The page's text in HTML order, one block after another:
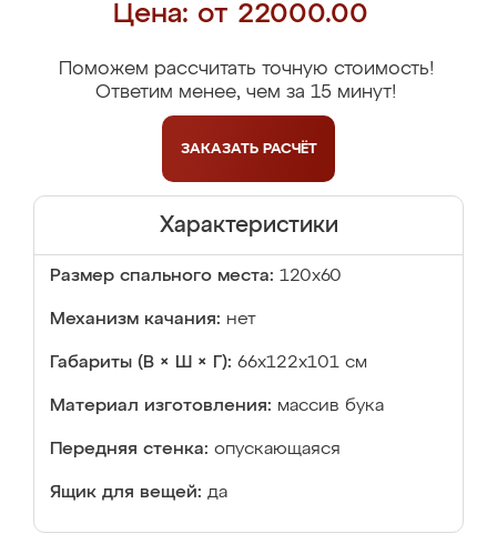
Цена: от 22000.00
Поможем рассчитать точную стоимость!
Ответим менее, чем за 15 минут!
ЗАКАЗАТЬ РАСЧЁТ
Характеристики
Размер спального места: 120x60
Механизм качания: нет
Габариты (В × Ш × Г): 66x122x101 см
Материал изготовления: массив бука
Передняя стенка: опускающаяся
Ящик для вещей: да